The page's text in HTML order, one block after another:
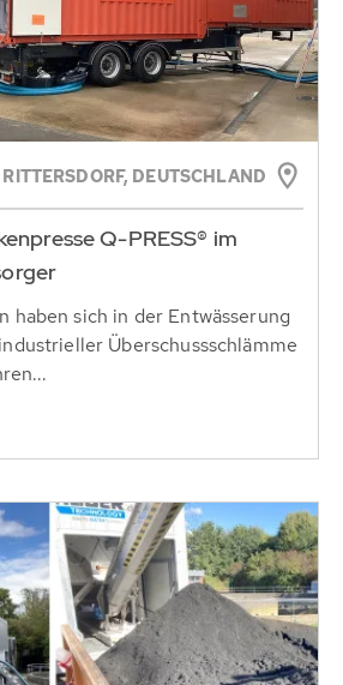
RITTERSDORF, DEUTSCHLAND
Q-PRESS® im
haben sich in der Entwässerung
Überschussschlämme